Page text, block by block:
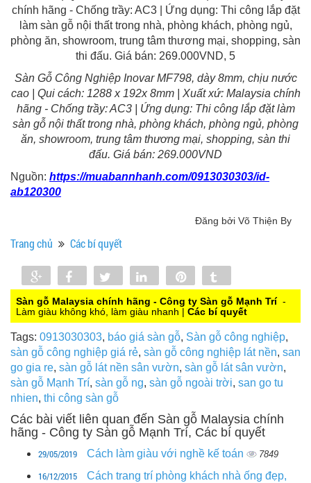
Sàn Gỗ Công Nghiệp Inovar MF798, dày 8mm, chịu nước
cao | Qui cách: 1288 x 192x 8mm | Xuất xứ: Malaysia chính
hãng - Chống trầy: AC3 | Ứng dụng: Thi công lắp đặt làm
sàn gỗ nội thất trong nhà, phòng khách, phòng ngủ, phòng
ăn, showroom, trung tâm thương mại, shopping, sàn thi
đấu. Giá bán: 269.000VND
Nguồn: https://muabannhanh.com/0913030303/id-
ab120300
Đăng bởi Võ Thiện By
Trang chủ Các bí quyết
Share Share Tweet Share
0
Sàn gỗ Malaysia chính hãng - Công ty Sàn gỗ Mạnh Trí-
Làm giàu không khó, làm giàu nhanh | Các bí quyết
Tags: 0913030303, báo giá sàn gỗ, Sàn gỗ công nghiệp,
sàn gỗ công nghiệp giá rẻ, sàn gỗ công nghiệp lát nền, san
go gia re, sàn gỗ lát nền sân vườn, sàn gỗ lát sân vườn,
sàn gỗ Mạnh Trí, sàn gỗ ng, sàn gỗ ngoài trời, san go tu
nhien, thi công sàn gỗ
Các bài viết liên quan đến Sàn gỗ Malaysia chính
hãng - Công ty Sàn gỗ Mạnh Trí, Các bí quyết
29/05/2019 Cách làm giàu với nghề kế toán 7849
16/12/2015
Cách trang trí phòng khách nhà ống đẹp,